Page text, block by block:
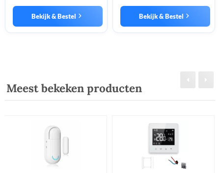
Bekijk & Bestel Bekijk & Bestel
Meest bekeken producten